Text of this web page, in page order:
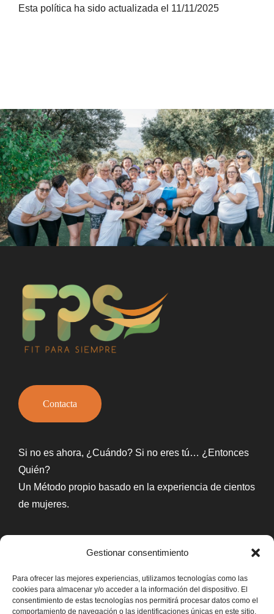
Gestionar consentimiento
Para ofrecer las mejores experiencias, utilizamos tecnologías como las
cookies para almacenar y/o acceder a la información del dispositivo. El
consentimiento de estas tecnologías nos permitirá procesar datos como el
comportamiento de navegación o las identificaciones únicas en este sitio.
Esta política ha sido actualizada el 11/11/2025
Contacta
Si no es ahora, ¿Cuándo? Si no eres tú… ¿Entonces
Quién?
Un Método propio basado en la experiencia de cientos
de mujeres.
Consulta